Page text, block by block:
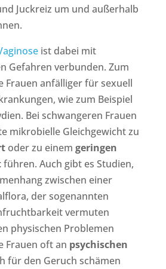
Juckreiz um und außerhalb
ist dabei mit
Gefahren verbunden. Zum
Frauen anfälliger für sexuell
wie zum Beispiel
Bei schwangeren Frauen
mikrobielle Gleichgewicht zu
oder zu einem geringen
führen. Auch gibt es Studien,
zwischen einer
der sogenannten
vermuten
physischen Problemen
Frauen oft an psychischen
für den Geruch schämen